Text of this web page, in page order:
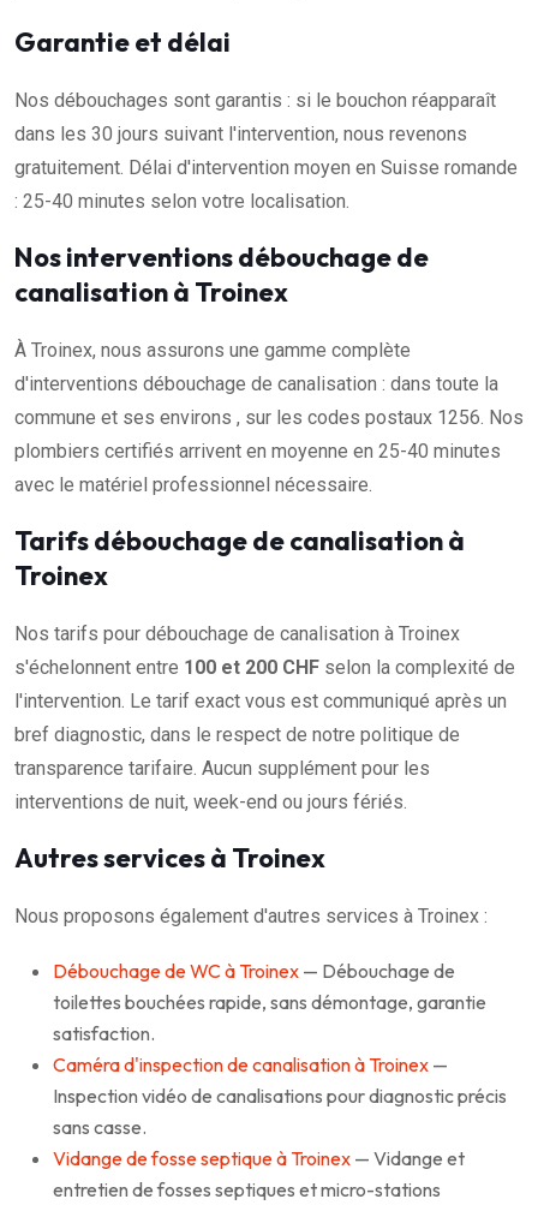
Garantie et délai
Nos débouchages sont garantis : si le bouchon réapparaît
dans les 30 jours suivant l'intervention, nous revenons
gratuitement. Délai d'intervention moyen en Suisse romande
: 25-40 minutes selon votre localisation.
Nos interventions débouchage de
canalisation à Troinex
À Troinex, nous assurons une gamme complète
d'interventions débouchage de canalisation : dans toute la
commune et ses environs , sur les codes postaux 1256. Nos
plombiers certifiés arrivent en moyenne en 25-40 minutes
avec le matériel professionnel nécessaire.
Tarifs débouchage de canalisation à
Troinex
Nos tarifs pour débouchage de canalisation à Troinex
s'échelonnent entre 100 et 200 CHF selon la complexité de
l'intervention. Le tarif exact vous est communiqué après un
bref diagnostic, dans le respect de notre politique de
transparence tarifaire. Aucun supplément pour les
interventions de nuit, week-end ou jours fériés.
Autres services à Troinex
Nous proposons également d'autres services à Troinex :
Débouchage de WC à Troinex — Débouchage de
toilettes bouchées rapide, sans démontage, garantie
satisfaction.
Caméra d'inspection de canalisation à Troinex —
Inspection vidéo de canalisations pour diagnostic précis
sans casse.
Vidange de fosse septique à Troinex — Vidange et
entretien de fosses septiques et micro-stations